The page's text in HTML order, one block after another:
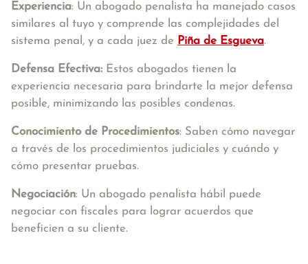
Experiencia: Un abogado penalista ha manejado casos
similares al tuyo y comprende las complejidades del
sistema penal, y a cada juez de Piña de Esgueva.
Defensa Efectiva: Estos abogados tienen la
experiencia necesaria para brindarte la mejor defensa
posible, minimizando las posibles condenas.
Conocimiento de Procedimientos: Saben cómo navegar
a través de los procedimientos judiciales y cuándo y
cómo presentar pruebas.
Negociación: Un abogado penalista hábil puede
negociar con fiscales para lograr acuerdos que
beneficien a su cliente.